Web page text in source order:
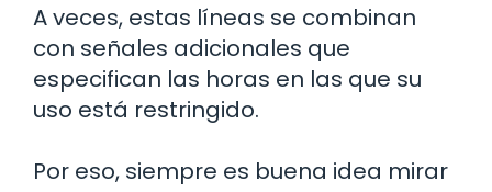
A veces, estas líneas se combinan
con señales adicionales que
especifican las horas en las que su
uso está restringido.
Por eso, siempre es buena idea mirar